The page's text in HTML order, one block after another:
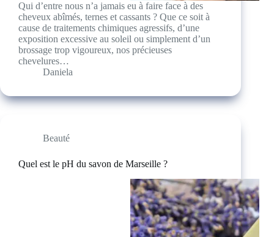
Qui d’entre nous n’a jamais eu à faire face à des
cheveux abîmés, ternes et cassants ? Que ce soit à
cause de traitements chimiques agressifs, d’une
exposition excessive au soleil ou simplement d’un
brossage trop vigoureux, nos précieuses
chevelures…
Daniela
Beauté
Quel est le pH du savon de Marseille ?